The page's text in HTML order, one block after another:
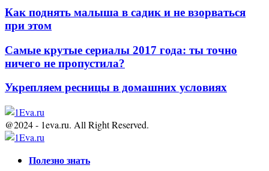
Как поднять малыша в садик и не взорваться
при этом
Самые крутые сериалы 2017 года: ты точно
ничего не пропустила?
Укрепляем ресницы в домашних условиях
@2024 - 1eva.ru. All Right Reserved.
Полезно знать